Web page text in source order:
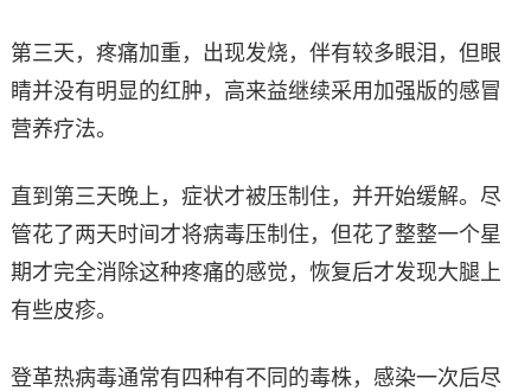
第三天，疼痛加重，出现发烧，伴有较多眼泪，但眼
睛并没有明显的红肿，高来益继续采用加强版的感冒
营养疗法。
直到第三天晚上，症状才被压制住，并开始缓解。尽
管花了两天时间才将病毒压制住，但花了整整一个星
期才完全消除这种疼痛的感觉，恢复后才发现大腿上
有些皮疹。
登革热病毒通常有四种有不同的毒株，感染一次后尽